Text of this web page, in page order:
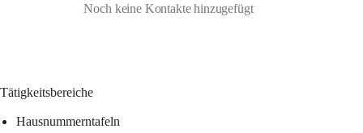
Noch keine Kontakte hinzugefügt
Tätigkeitsbereiche
Hausnummerntafeln